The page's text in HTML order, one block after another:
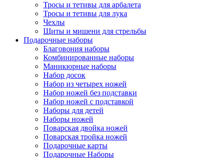
Тросы и тетивы для арбалета
Тросы и тетивы для лука
Чехлы
Щиты и мишени для стрельбы
Подарочные наборы
Благовония наборы
Комбинированные наборы
Маникюрные наборы
Набор досок
Набор из четырех ножей
Набор ножей без подставки
Набор ножей с подставкой
Наборы для детей
Наборы ножей
Поварская двойка ножей
Поварская тройка ножей
Подарочные карты
Подарочные Наборы